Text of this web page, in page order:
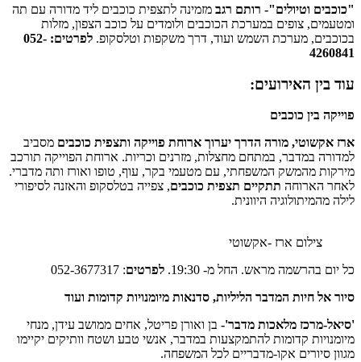
וטיולים"- רותם רגבמזמינה לתצפית כוכבים ליד מדורה עם תה
צופים במערכת הכוכבים ולומדים על כוכב הצפון, מזלות
מערכת השמש ועוד, דרך משקפות וטלסקופ.
לפרטים: 052-
האירועים:
בין כוכבים
מורה הדרך יערוך ארוחת פוייקה ותצפית כוכביםמסביב
במדבר, במתחם מחצלות, מזרנים וכריות. ארוחת הפוייקה תורכב
מהמשק המשפחתי, עם מטעמי בקר, עוף, טופו ואורז ותה מדברי.
תתקיים תצפית כוכבים , צפייה בטלסקופ והאזנה לסיפורי
היוונית.
צילום ארז -אקשוטי
בהרשמה מראש. החל מ- 19:30.
לפרטים: 052-3677317
חיות המדבר הליליות, סדנאות מיומנויות קדומות ועוד
מרכז מלאכות מדבר'-בן ואורן פריטל, אחים ממושב עידן, מנחי
קדומות להתמקצעות במדבר, אנשי טבע ושטח וותיקים יקיימו
סיורים אקו-מדבריים לכל המשפחה.